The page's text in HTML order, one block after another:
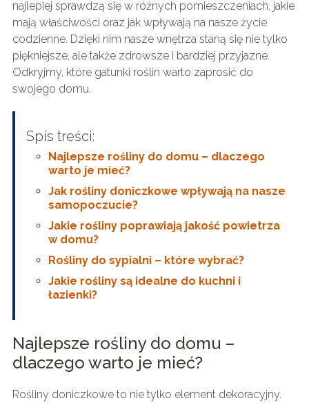
najlepiej sprawdzą się w różnych pomieszczeniach, jakie
mają właściwości oraz jak wpływają na nasze życie
codzienne. Dzięki nim nasze wnętrza staną się nie tylko
piękniejsze, ale także zdrowsze i bardziej przyjazne.
Odkryjmy, które gatunki roślin warto zaprosić do
swojego domu.
Spis treści:
Najlepsze rośliny do domu – dlaczego
warto je mieć?
Jak rośliny doniczkowe wpływają na nasze
samopoczucie?
Jakie rośliny poprawiają jakość powietrza
w domu?
Rośliny do sypialni – które wybrać?
Jakie rośliny są idealne do kuchni i
łazienki?
Najlepsze rośliny do domu –
dlaczego warto je mieć?
Rośliny doniczkowe to nie tylko element dekoracyjny.